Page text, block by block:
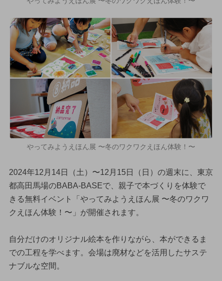
やってみようえほん展 〜冬のワクワクえほん体験！〜
2024年12月14日（土）〜12月15日（日）の週末に、東京
都高田馬場のBABA-BASEで、親子で本づくりを体験で
きる無料イベント「やってみようえほん展 〜冬のワクワ
クえほん体験！〜」が開催されます。
自分だけのオリジナル絵本を作りながら、本ができるま
での工程を学べます。会場は廃材などを活用したサステ
ナブルな空間。